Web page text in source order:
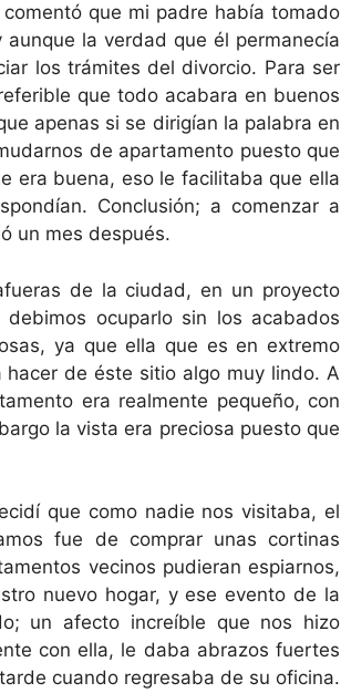
que mi padre había tomado
la verdad que él permanecía
los trámites del divorcio. Para ser
que todo acabara en buenos
apenas si se dirigían la palabra en
de apartamento puesto que
era buena, eso le facilitaba que ella
Conclusión; a comenzar a
un mes después.
de la ciudad, en un proyecto
ocuparlo sin los acabados
ya que ella que es en extremo
de éste sitio algo muy lindo. A
era realmente pequeño, con
la vista era preciosa puesto que
que como nadie nos visitaba, el
fue de comprar unas cortinas
vecinos pudieran espiarnos,
nuevo hogar, y ese evento de la
un afecto increíble que nos hizo
con ella, le daba abrazos fuertes
cuando regresaba de su oficina.